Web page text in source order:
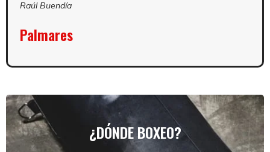
Raúl Buendía
Palmares
¿DÓNDE BOXEO?